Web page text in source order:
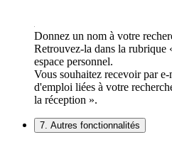
Donnez un nom à votre
Retrouvez-la dans la rubrique
espace personnel.
Vous souhaitez recevoir par
d'emploi liées à votre
la réception ».
7. Autres fonctionnalités